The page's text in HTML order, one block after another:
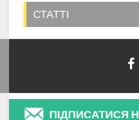
СТАТТІ
ПІДПИСАТИСЯ